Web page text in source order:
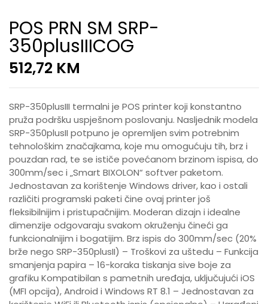
POS PRN SM SRP-
350plusIIICOG
512,72 KM
SRP-350plusIII termalni je POS printer koji konstantno
pruža podršku uspješnom poslovanju. Nasljednik modela
SRP-350plusII potpuno je opremljen svim potrebnim
tehnološkim značajkama, koje mu omogućuju tih, brz i
pouzdan rad, te se ističe povećanom brzinom ispisa, do
300mm/sec i „Smart BIXOLON“ softver paketom.
Jednostavan za korištenje Windows driver, kao i ostali
različiti programski paketi čine ovaj printer još
fleksibilnijim i pristupačnijim. Moderan dizajn i idealne
dimenzije odgovaraju svakom okruženju čineći ga
funkcionalnijim i bogatijim. Brz ispis do 300mm/sec (20%
brže nego SRP-350plusII) – Troškovi za uštedu – Funkcija
smanjenja papira – 16-koraka tiskanja sive boje za
grafiku Kompatibilan s pametnih uređaja, uključujući iOS
(MFI opcija), Android i Windows RT 8.1 – Jednostavan za